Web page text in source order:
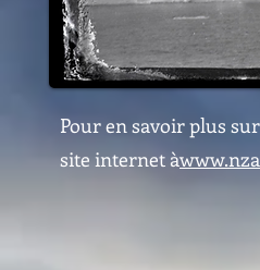
Pour en savoir plus
site internet à